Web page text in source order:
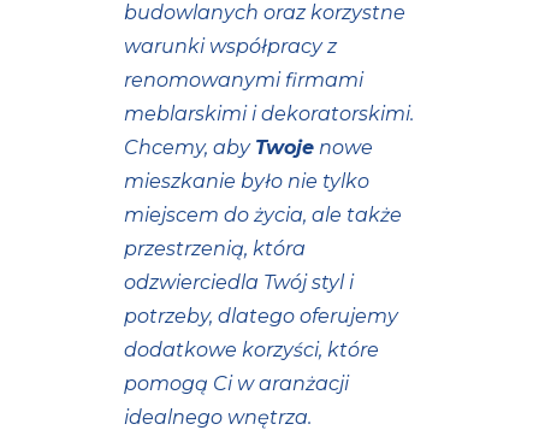
budowlanych oraz korzystne
warunki współpracy z
renomowanymi firmami
meblarskimi i dekoratorskimi.
Chcemy, aby Twojenowe
mieszkanie było nie tylko
miejscem do życia, ale także
przestrzenią, która
odzwierciedla Twój styl i
potrzeby, dlatego oferujemy
dodatkowe korzyści, które
pomogą Ci w aranżacji
idealnego wnętrza.